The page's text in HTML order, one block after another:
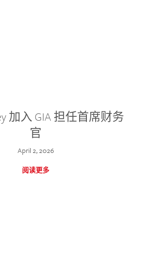
加入 GIA 担任首席财务
官
April 2, 2026
阅读更多